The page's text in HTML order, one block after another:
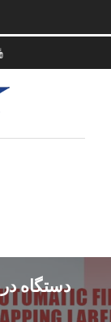
به
دستگاه